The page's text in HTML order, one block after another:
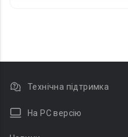
Технічна підтримка
На PC версію